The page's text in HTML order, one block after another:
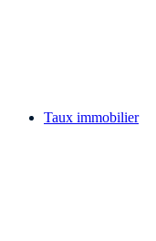
Taux immobilier